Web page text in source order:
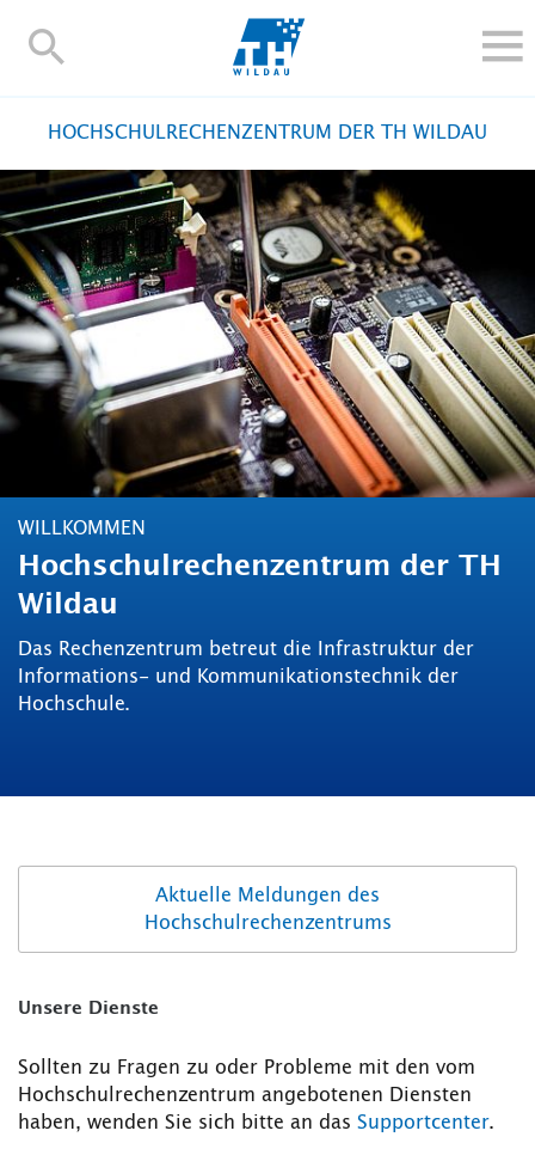
TH-
FORSCHUNG UND TRANSFER
ALUMNI
HOCHSCHULE
INTERNATIONAL
BESCHÄFTIGTE
Blogs Kontakt und Anfahrt Webmail Moodle
TH Online-Portal Personensuche English
HOCHSCHULRECHENZENTRUM DER TH WILDAU
WILLKOMMEN
Hochschulrechenzentrum der TH
Wildau
Das Rechenzentrum betreut die Infrastruktur der
Informations- und Kommunikationstechnik der
Hochschule.
Aktuelle Meldungen des
Hochschulrechenzentrums
Unsere Dienste
Sollten zu Fragen zu oder Probleme mit den vom
Hochschulrechenzentrum angebotenen Diensten
haben, wenden Sie sich bitte an das Supportcenter.